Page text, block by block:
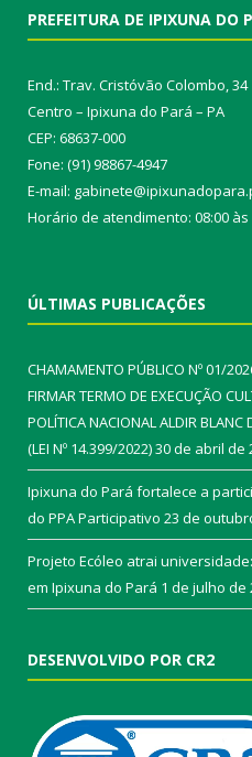
PREFEITURA DE IPIXUNA DO
End.: Trav. Cristóvão Colombo, 34
Centro – Ipixuna do Pará – PA
CEP: 68637-000
Fone: (91) 98867-4947
E-mail:
Horário de atendimento: 08:00 às
ÚLTIMAS PUBLICAÇÕES
CHAMAMENTO PÚBLICO Nº 01/
FIRMAR TERMO DE EXECUÇÃO
POLÍTICA NACIONAL ALDIR BLANC
(LEI Nº 14.399/2022)30 de abril de
Ipixuna do Pará fortalece a
do PPA Participativo 23 de
Projeto Ecóleo atrai
em Ipixuna do Pará 1 de julho de
DESENVOLVIDO POR CR2